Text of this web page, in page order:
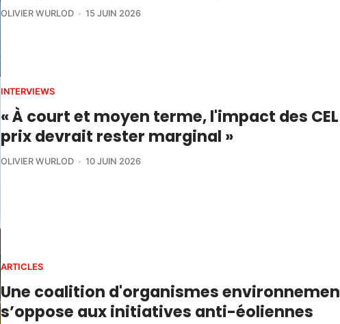
OLIVIER WURLOD 15 JUIN 2026
INTERVIEWS
« À court et moyen terme, l'impact des
prix devrait rester marginal »
OLIVIER WURLOD 10 JUIN 2026
ARTICLES
Une coalition d'organismes
s’oppose aux initiatives anti-éoliennes